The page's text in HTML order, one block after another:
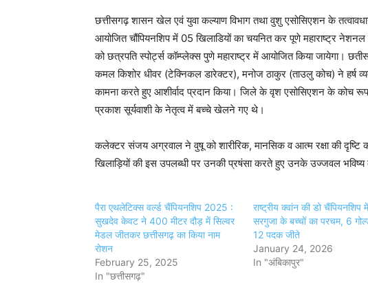
छत्तीसगढ़ शासन खेल एवं युवा कल्याण विभाग तथा वुशु एसोसिएशन के
आयोजित चौंपियनशिप में 05 खिलाडियों का चयनित कर पूणे महाराष्ट्र
को छत्रपति स्पोर्ट्स कॉम्प्लेक्स पुणे महाराष्ट्र में आयोजित किया जायेगा।
कमल किशोर धीवर (टेक्निकल डारेक्टर), मनोज ठाकुर (ताउलु कोच) ने हर्ष
कामना करते हुए आशीर्वाद प्रदान किया। जिले के वृश एसोसिएशन के कोच
प्रकाश सूर्यवाशी के नेतृत्व में बच्चे खेलने गए थे।
कलेक्टर संजय अग्रवाल ने वुषू को शारीरिक, मानसिक व आत्म रक्षा की
खिलाड़ियों की इस उपलब्धी पर उनकी प्रषंसा करते हुए उनके उज्जवल भविष्य
पैरा एथलेटिक्स वर्ल्ड चैंपियनशिप 2025 :
सुखदेव केवट ने 400 मीटर दौड़ में सिल्वर
मेडल जीतकर छत्तीसगढ़ का किया नाम
रोशन
February 25, 2025
In "छत्तीसगढ़"
राष्ट्रीय क्वांन की डो चैंपियनशिप में
सरगुजा के बच्चों का परचम, 6
12 पदक जीते
January 24, 2026
In "अंबिकापुर"